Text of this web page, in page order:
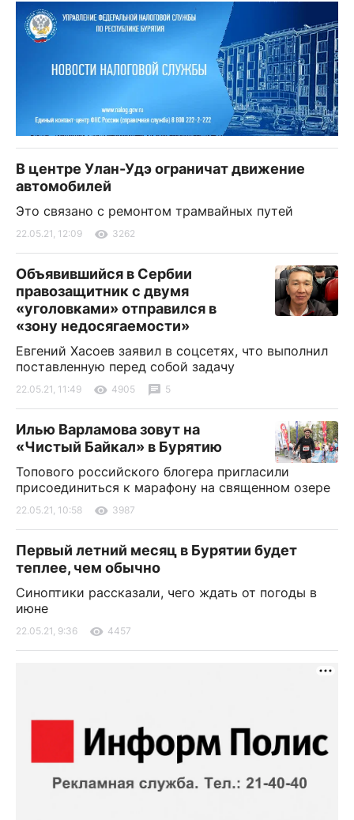
В центре Улан-Удэ ограничат движение
автомобилей
Это связано с ремонтом трамвайных путей
22.05.21, 12:09 3262
Объявившийся в Сербии
правозащитник с двумя
«уголовками» отправился в
«зону недосягаемости»
Евгений Хасоев заявил в соцсетях, что выполнил
поставленную перед собой задачу
22.05.21, 11:49 4905 5
Илью Варламова зовут на
«Чистый Байкал» в Бурятию
Топового российского блогера пригласили
присоединиться к марафону на священном озере
22.05.21, 10:58 3987
Первый летний месяц в Бурятии будет
теплее, чем обычно
Синоптики рассказали, чего ждать от погоды в
июне
22.05.21, 9:36 4457